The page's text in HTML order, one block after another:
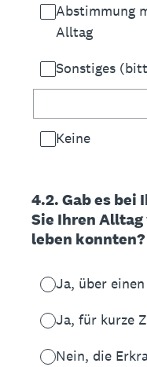
Abstimmung
Alltag
Sonstiges
Keine
4.2. Gab es bei
Sie Ihren
leben
Ja, über
Ja, für kurze
Nein, die